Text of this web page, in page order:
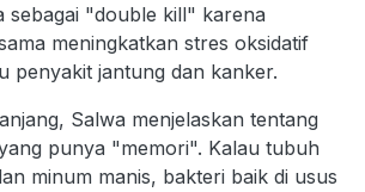
sebagai "double kill" karena
meningkatkan stres oksidatif
penyakit jantung dan kanker.
Salwa menjelaskan tentang
punya "memori". Kalau tubuh
minum manis, bakteri baik di usus